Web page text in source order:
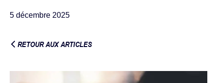
5 décembre 2025
RETOUR AUX ARTICLES